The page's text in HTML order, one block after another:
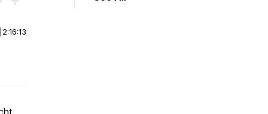
2:16:13